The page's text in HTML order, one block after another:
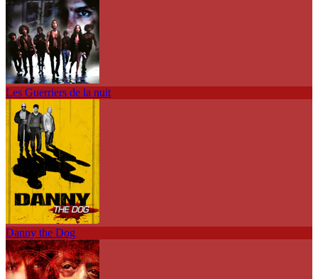
Les Guerriers de la nuit
Danny the Dog